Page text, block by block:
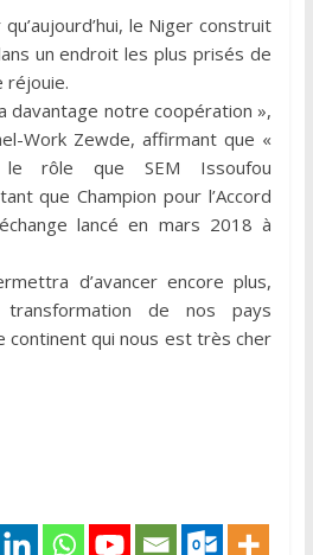
le Niger construit
un endroit les plus prisés de
réjouie.
davantage notre coopération »,
Work Zewde, affirmant que «
le rôle que SEM Issoufou
que Champion pour l’Accord
lancé en mars 2018 à
d’avancer encore plus,
de nos pays
qui nous est très cher